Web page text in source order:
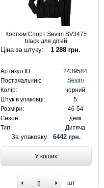
Костюм Спорт Sevim SV3475
black для дітей
Ціна за штуку: 1 288 грн.
Артикул ID:
2439584
Постачальник:
Sevim
Колір:
чорний
Штук в упаковці:
5
Розміри:
46-54
Сезон:
демі
Тип:
Дитяча
За упаковку: 6442 грн.
У кошик
шт